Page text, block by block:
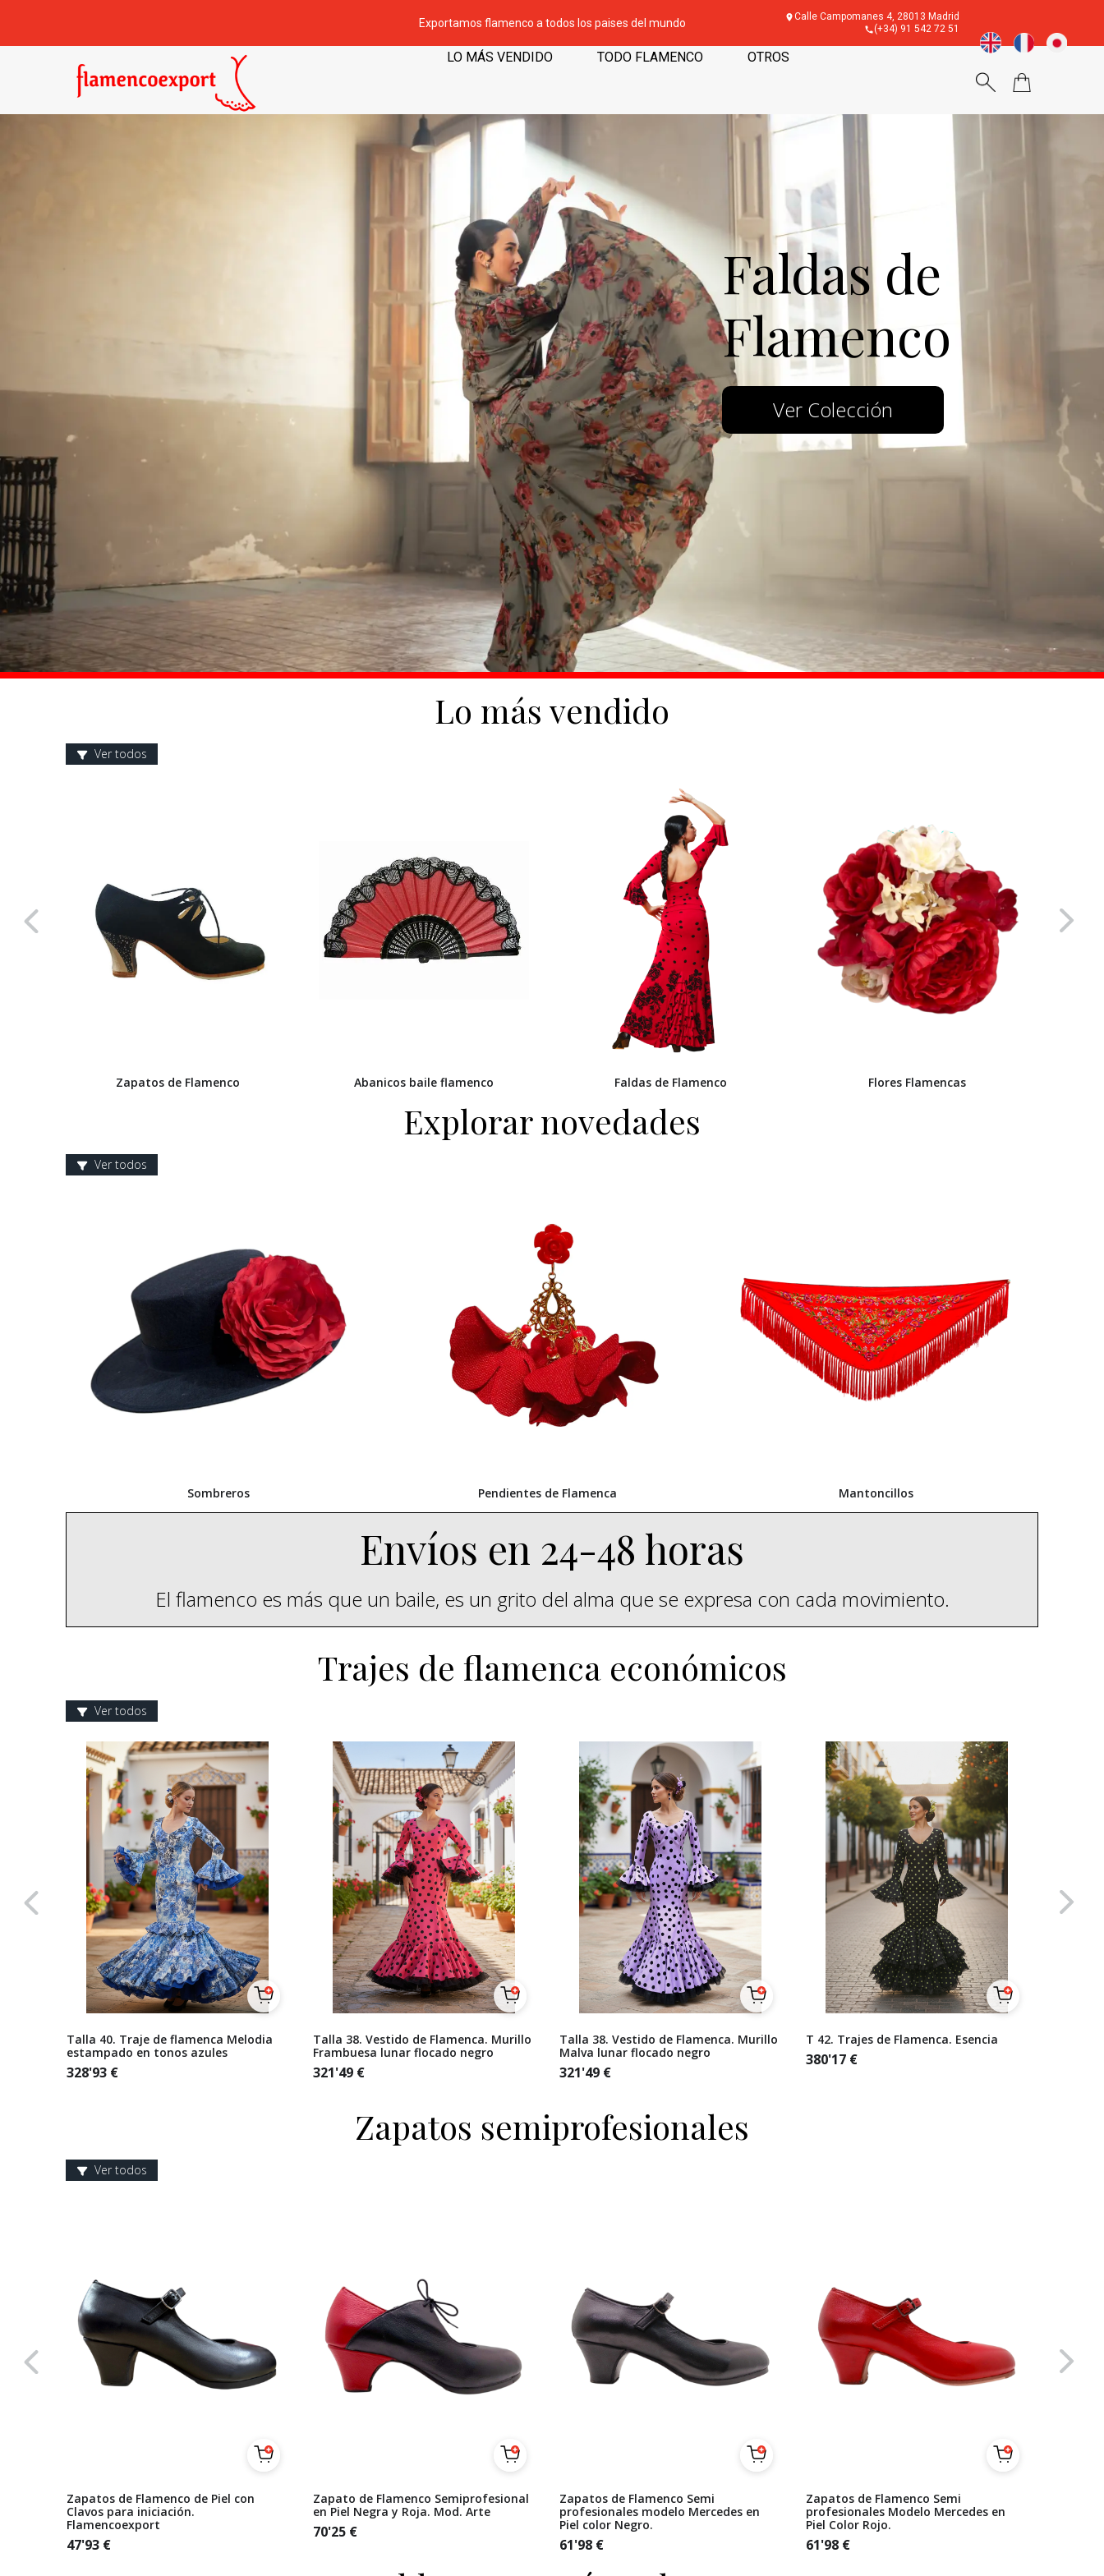
Exportamos flamenco a todos los paises del mundo
Calle Campomanes 4, 28013 Madrid
(+34) 91 542 72 51
LO MÁS VENDIDO TODO FLAMENCO OTROS
Lo más vendido
Ver todos
Zapatos de Flamenco Abanicos baile flamenco Faldas de Flamenco Flores Flamencas
Explorar novedades
Ver todos
Sombreros Pendientes de Flamenca Mantoncillos
Envíos en 24-48 horas
El flamenco es más que un baile, es un grito del alma que se expresa con cada movimiento.
Trajes de flamenca económicos
Ver todos
Talla 40. Traje de flamenca Melodia
estampado en tonos azules
328'93 €
Talla 38. Vestido de Flamenca. Murillo
Frambuesa lunar flocado negro
321'49 €
Talla 38. Vestido de Flamenca. Murillo
Malva lunar flocado negro
321'49 €
T 42. Trajes de Flamenca. Esencia
380'17 €
Zapatos semiprofesionales
Ver todos
Zapatos de Flamenco de Piel con
Clavos para iniciación.
Flamencoexport
47'93 €
Zapato de Flamenco Semiprofesional
en Piel Negra y Roja. Mod. Arte
70'25 €
Zapatos de Flamenco Semi
profesionales modelo Mercedes en
Piel color Negro.
61'98 €
Zapatos de Flamenco Semi
profesionales Modelo Mercedes en
Piel Color Rojo.
61'98 €